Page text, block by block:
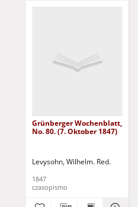
Grünberger Wochenblatt,
No. 80. (7. Oktober 1847)
Levysohn, Wilhelm. Red.
1847
czasopismo